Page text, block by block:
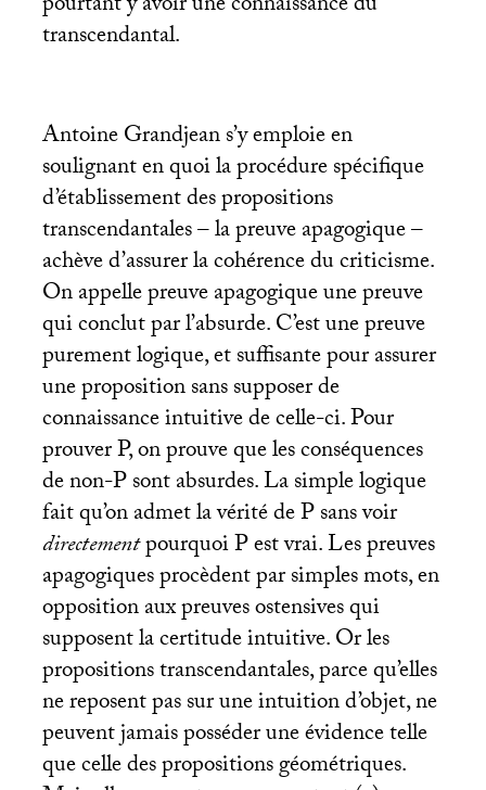
transcendantal.
Antoine Grandjean s’y emploie en
soulignant en quoi la procédure spécifique
d’établissement des propositions
transcendantales – la preuve apagogique –
achève d’assurer la cohérence du criticisme.
On appelle preuve apagogique une preuve
qui conclut par l’absurde. C’est une preuve
purement logique, et suffisante pour assurer
une proposition sans supposer de
connaissance intuitive de celle-ci. Pour
prouver P, on prouve que les conséquences
de non-P sont absurdes. La simple logique
fait qu’on admet la vérité de P sans voir
directementpourquoi P est vrai. Les preuves
apagogiques procèdent par simples mots, en
opposition aux preuves ostensives qui
supposent la certitude intuitive. Or les
propositions transcendantales, parce qu’elles
ne reposent pas sur une intuition d’objet, ne
peuvent jamais posséder une évidence telle
que celle des propositions géométriques.